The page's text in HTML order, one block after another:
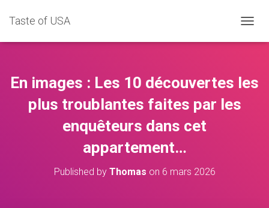
Taste of USA
É
E
En images : Les 10 découvertes les
plus troublantes faites par les
enquêteurs dans cet
appartement…
Published by Thomas on 6 mars 2026